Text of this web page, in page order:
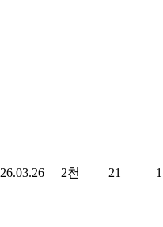
26.03.26 2천 21 1